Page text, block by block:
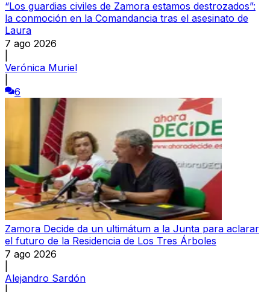
“Los guardias civiles de Zamora estamos destrozados”:
la conmoción en la Comandancia tras el asesinato de
Laura
7 ago 2026
Verónica Muriel
6
Zamora Decide da un ultimátum a la Junta para aclarar
el futuro de la Residencia de Los Tres Árboles
7 ago 2026
Alejandro Sardón